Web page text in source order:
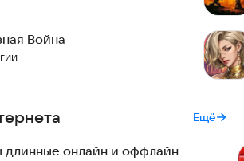
Война
Ещё
длинные онлайн и оффлайн